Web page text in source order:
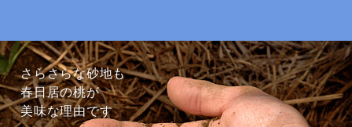
さらさらな砂地も
春日居の桃が
美味な理由です